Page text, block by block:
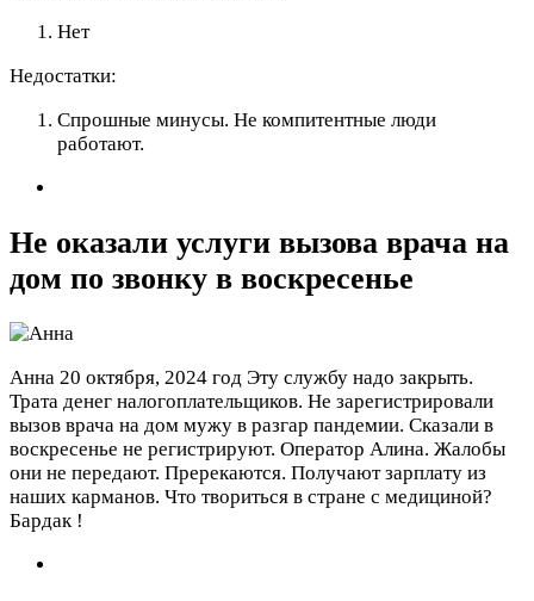
Нет
Недостатки:
Спрошные минусы. Не компитентные люди
работают.
Не оказали услуги вызова врача на
дом по звонку в воскресенье
Анна 20 октября, 2024 год Эту службу надо закрыть.
Трата денег налогоплательщиков. Не зарегистрировали
вызов врача на дом мужу в разгар пандемии. Сказали в
воскресенье не регистрируют. Оператор Алина. Жалобы
они не передают. Пререкаются. Получают зарплату из
наших карманов. Что твориться в стране с медициной?
Бардак !